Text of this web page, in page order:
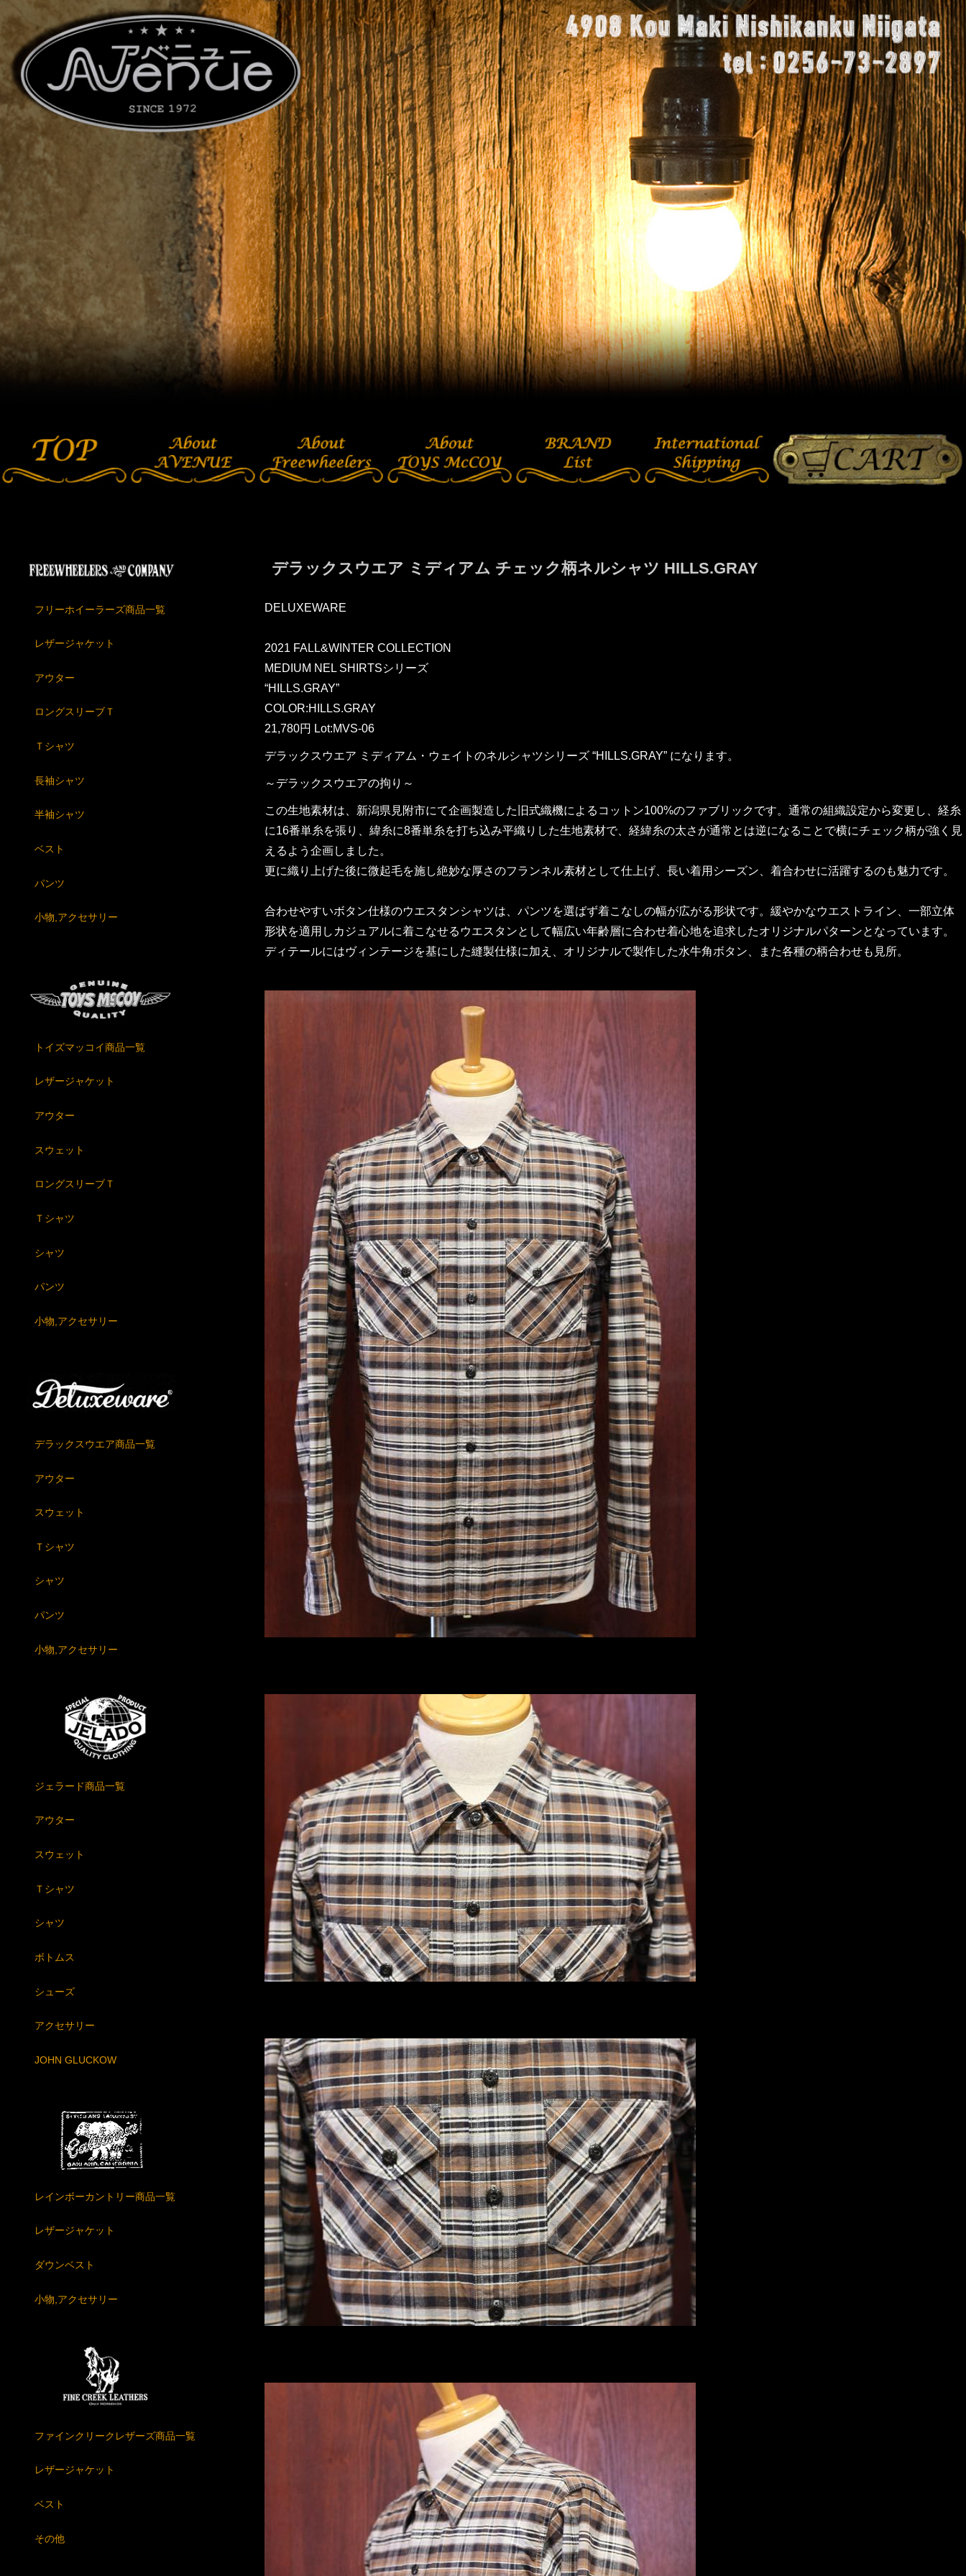
デラックスウエア ミディアム チェック柄ネルシャツ HILLS.GRAY
DELUXEWARE
2021 FALL&WINTER COLLECTION
MEDIUM NEL SHIRTSシリーズ
“HILLS.GRAY”
COLOR:HILLS.GRAY
21,780円 Lot:MVS-06
デラックスウエア ミディアム・ウェイトのネルシャツシリーズ “HILLS.GRAY” になります。
～デラックスウエアの拘り～
この生地素材は、新潟県見附市にて企画製造した旧式織機によるコットン100%のファブリックです。通常の組織設定から変更し、経糸
に16番単糸を張り、緯糸に8番単糸を打ち込み平織りした生地素材で、経緯糸の太さが通常とは逆になることで横にチェック柄が強く見
えるよう企画しました。
更に織り上げた後に微起毛を施し絶妙な厚さのフランネル素材として仕上げ、長い着用シーズン、着合わせに活躍するのも魅力です。
合わせやすいボタン仕様のウエスタンシャツは、パンツを選ばず着こなしの幅が広がる形状です。緩やかなウエストライン、一部立体
形状を適用しカジュアルに着こなせるウエスタンとして幅広い年齢層に合わせ着心地を追求したオリジナルパターンとなっています。
ディテールにはヴィンテージを基にした縫製仕様に加え、オリジナルで製作した水牛角ボタン、また各種の柄合わせも見所。
フリーホイーラーズ商品一覧
レザージャケット
アウター
ロングスリーブＴ
Ｔシャツ
長袖シャツ
半袖シャツ
ベスト
パンツ
小物,アクセサリー
トイズマッコイ商品一覧
レザージャケット
アウター
スウェット
ロングスリーブＴ
Ｔシャツ
シャツ
パンツ
小物,アクセサリー
デラックスウエア商品一覧
アウター
スウェット
Ｔシャツ
シャツ
パンツ
小物,アクセサリー
ジェラード商品一覧
アウター
スウェット
Ｔシャツ
シャツ
ボトムス
シューズ
アクセサリー
JOHN GLUCKOW
レインボーカントリー商品一覧
レザージャケット
ダウンベスト
小物,アクセサリー
ファインクリークレザーズ商品一覧
レザージャケット
ベスト
その他